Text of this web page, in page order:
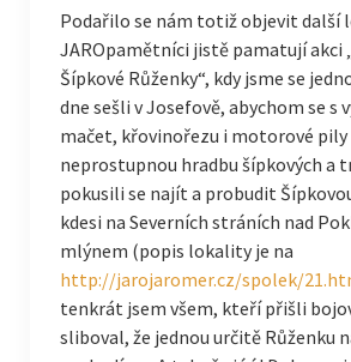
Podařilo se nám totiž objevit další
JAROpamětníci jistě pamatují akci
Šípkové Růženky“, kdy jsme se
dne sešli v Josefově, abychom se s
mačet, křovinořezu i motorové
neprostupnou hradbu šípkových a
pokusili se najít a probudit
kdesi na Severních stráních nad
mlýnem (popis lokality je na
http://jarojaromer.cz/spolek/
tenkrát jsem všem, kteří přišli
sliboval, že jednou určitě Růženku